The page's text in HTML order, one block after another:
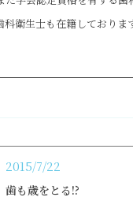
衛生士も在籍しております
2015/7/22
歯も歳をとる!?